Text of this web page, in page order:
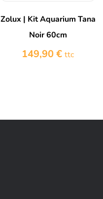
Zolux | Kit Aquarium Tana
Noir 60cm
149,90€ ttc